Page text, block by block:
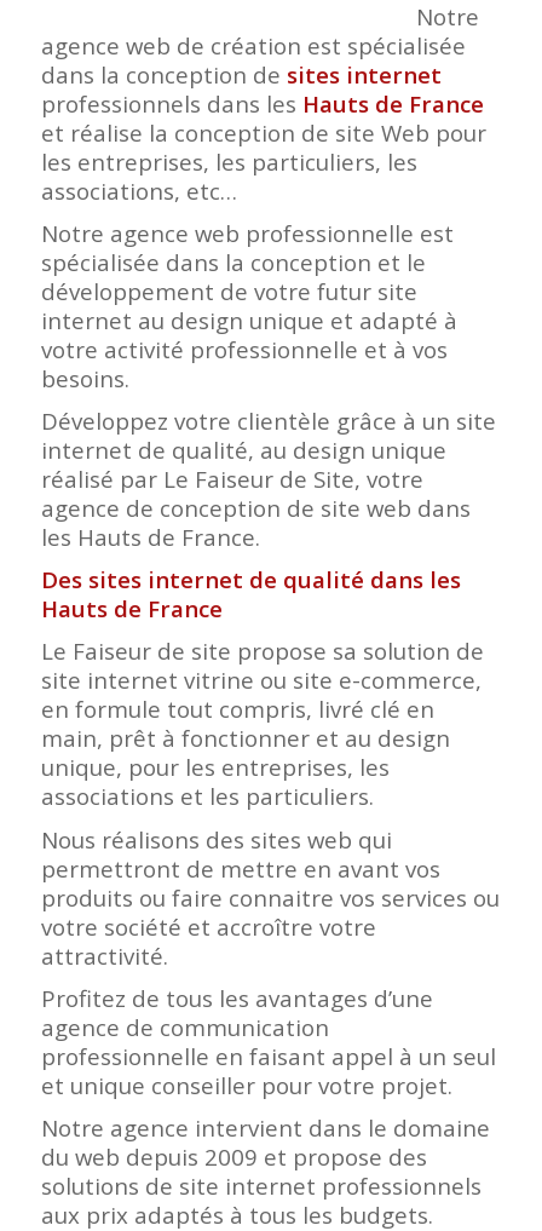
Notre
agence web de création est spécialisée
dans la conception de sites internet
professionnels dans les Hauts de France
et réalise la conception de site Web pour
les entreprises, les particuliers, les
associations, etc…
Notre agence web professionnelle est
spécialisée dans la conception et le
développement de votre futur site
internet au design unique et adapté à
votre activité professionnelle et à vos
besoins.
Développez votre clientèle grâce à un site
internet de qualité, au design unique
réalisé par Le Faiseur de Site, votre
agence de conception de site web dans
les Hauts de France.
Des sites internet de qualité dans les
Hauts de France
Le Faiseur de site propose sa solution de
site internet vitrine ou site e-commerce,
en formule tout compris, livré clé en
main, prêt à fonctionner et au design
unique, pour les entreprises, les
associations et les particuliers.
Nous réalisons des sites web qui
permettront de mettre en avant vos
produits ou faire connaitre vos services ou
votre société et accroître votre
attractivité.
Profitez de tous les avantages d’une
agence de communication
professionnelle en faisant appel à un seul
et unique conseiller pour votre projet.
Notre agence intervient dans le domaine
du web depuis 2009 et propose des
solutions de site internet professionnels
aux prix adaptés à tous les budgets.